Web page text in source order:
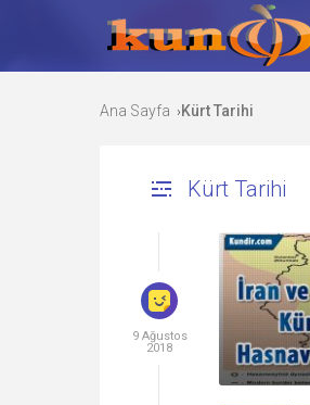
Ana Sayfa › Kürt Tarihi
Kürt Tarihi
9 Ağustos
2018